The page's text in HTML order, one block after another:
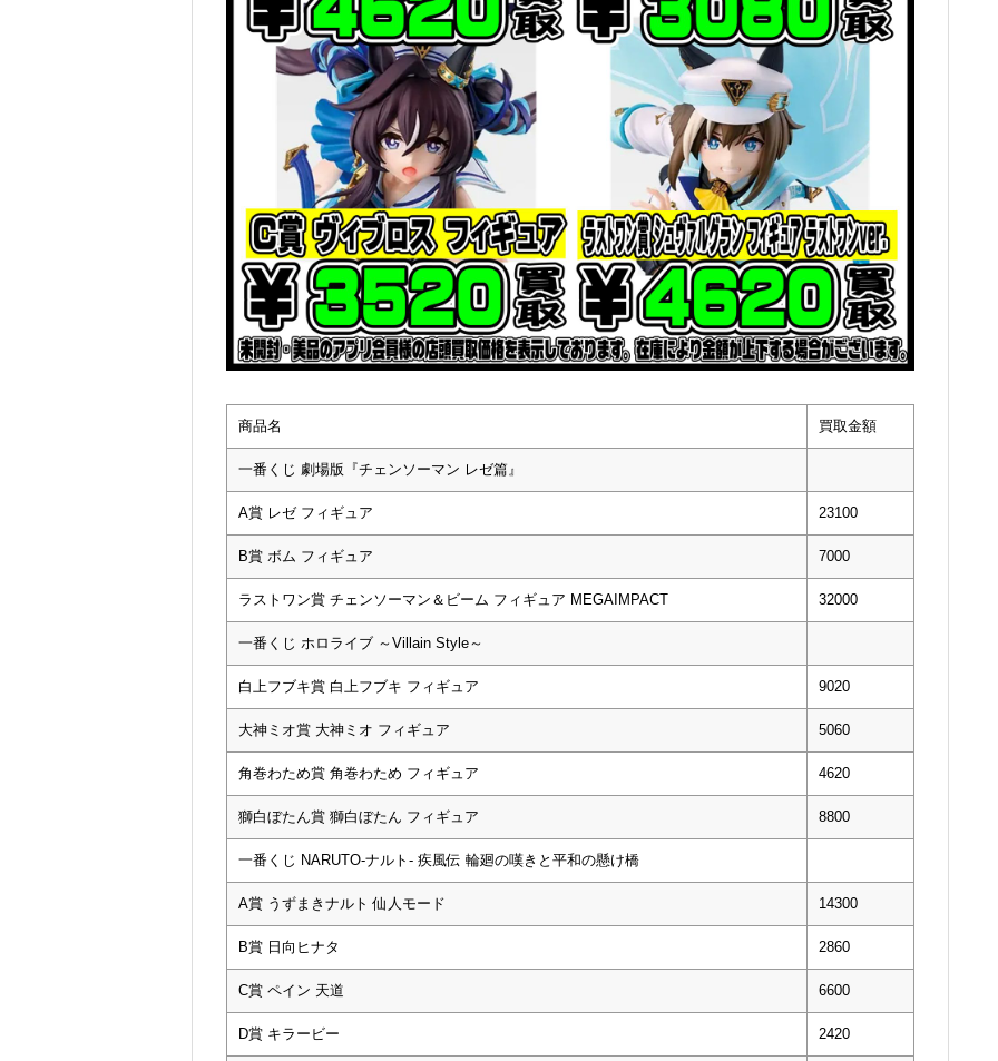
商品名 買取金額
一番くじ 劇場版『チェンソーマン レゼ篇』
A賞 レゼ フィギュア 23100
B賞 ボム フィギュア 7000
ラストワン賞 チェンソーマン＆ビーム フィギュア MEGAIMPACT 32000
一番くじ ホロライブ ～Villain Style～
白上フブキ賞 白上フブキ フィギュア 9020
大神ミオ賞 大神ミオ フィギュア 5060
角巻わため賞 角巻わため フィギュア 4620
獅白ぼたん賞 獅白ぼたん フィギュア 8800
一番くじ NARUTO-ナルト- 疾風伝 輪廻の嘆きと平和の懸け橋
A賞 うずまきナルト 仙人モード 14300
B賞 日向ヒナタ 2860
C賞 ペイン 天道 6600
D賞 キラービー 2420